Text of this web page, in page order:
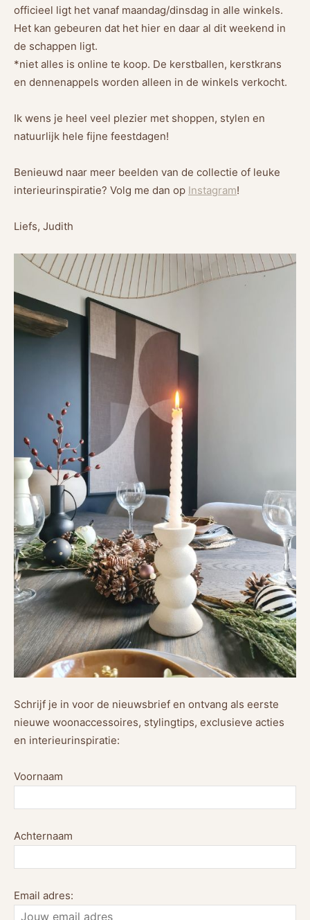
officieel ligt het vanaf maandag/dinsdag in alle winkels.
Het kan gebeuren dat het hier en daar al dit weekend in
de schappen ligt.
*niet alles is online te koop. De kerstballen, kerstkrans
en dennenappels worden alleen in de winkels verkocht.
Ik wens je heel veel plezier met shoppen, stylen en
natuurlijk hele fijne feestdagen!
Benieuwd naar meer beelden van de collectie of leuke
interieurinspiratie? Volg me dan op Instagram!
Liefs, Judith
Schrijf je in voor de nieuwsbrief en ontvang als eerste
nieuwe woonaccessoires, stylingtips, exclusieve acties
en interieurinspiratie:
Voornaam
Achternaam
Email adres: